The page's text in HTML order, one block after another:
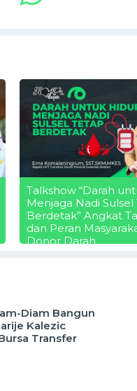
Talkshow “Darah
Menjaga Nadi Sulsel
Berdetak” Angkat
dan Peran
Donor Darah
Diam Bangun
Kalezic
Transfer